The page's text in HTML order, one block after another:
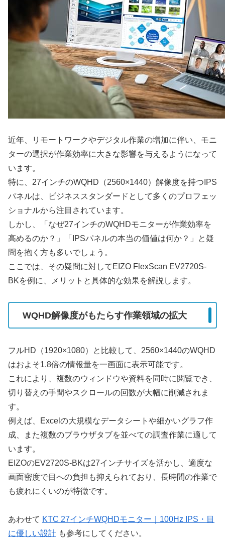
近年、リモートワークやデジタル作業の増加に伴い、モニ
ターの選択が作業効率に大きな影響を与えるようになって
います。
特に、27インチのWQHD（2560×1440）解像度を持つIPS
パネルは、ビジネススタンダードとして多くのプロフェッ
ショナルから注目されています。
しかし、「なぜ27インチのWQHDモニターが作業効率を
高めるのか？」「IPSパネルの本当の価値は何か？」と疑
問を抱く方も多いでしょう。
ここでは、その疑問に対してEIZO FlexScan EV2720S-
BKを例に、メリットと具体的な効果を解説します。
WQHD解像度がもたらす作業領域の拡大
フルHD（1920×1080）と比較して、2560×1440のWQHD
はおよそ1.8倍の情報量を一画面に表示可能です。
これにより、複数のウィンドウや資料を同時に閲覧でき、
切り替えの手間やスクロールの回数が大幅に削減されま
す。
例えば、Excelの大規模なデータシートや細かいグラフ作
成、また複数のブラウザタブを並べての調査作業に適して
います。
EIZOのEV2720S-BKは27インチサイズを活かし、適度な
画面密度で目への負担も抑えられており、長時間の作業で
も疲れにくいのが特徴です。
あわせて KTC 27インチWQHDモニター｜100Hz IPS・目
に優しい設計 も参考にしてください。